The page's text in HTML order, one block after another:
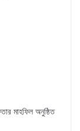
মাহফিল অনুষ্ঠিত